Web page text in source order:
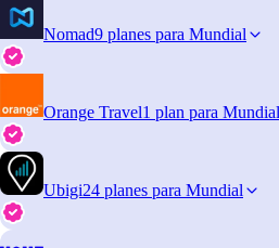
Nomad9 planes para Mundial
Orange Travel1 plan para Mundial
Ubigi24 planes para Mundial